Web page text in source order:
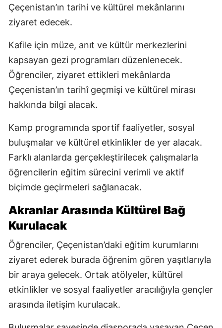
Çeçenistan’ın tarihi ve kültürel mekânlarını
ziyaret edecek.
Kafile için müze, anıt ve kültür merkezlerini
kapsayan gezi programları düzenlenecek.
Öğrenciler, ziyaret ettikleri mekânlarda
Çeçenistan’ın tarihî geçmişi ve kültürel mirası
hakkında bilgi alacak.
Kamp programında sportif faaliyetler, sosyal
buluşmalar ve kültürel etkinlikler de yer alacak.
Farklı alanlarda gerçekleştirilecek çalışmalarla
öğrencilerin eğitim sürecini verimli ve aktif
biçimde geçirmeleri sağlanacak.
Akranlar Arasında Kültürel Bağ
Kurulacak
Öğrenciler, Çeçenistan’daki eğitim kurumlarını
ziyaret ederek burada öğrenim gören yaşıtlarıyla
bir araya gelecek. Ortak atölyeler, kültürel
etkinlikler ve sosyal faaliyetler aracılığıyla gençler
arasında iletişim kurulacak.